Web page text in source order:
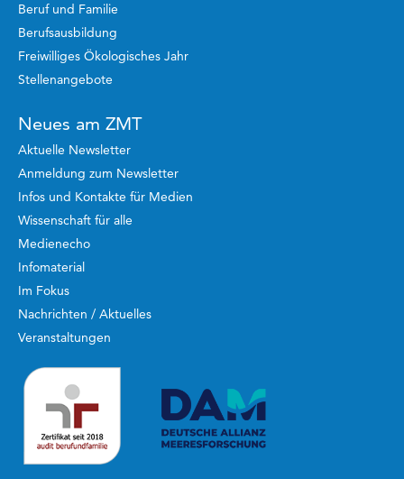
Beruf und Familie
Berufsausbildung
Freiwilliges Ökologisches Jahr
Stellenangebote
Neues am ZMT
Aktuelle Newsletter
Anmeldung zum Newsletter
Infos und Kontakte für Medien
Wissenschaft für alle
Medienecho
Infomaterial
Im Fokus
Nachrichten / Aktuelles
Veranstaltungen